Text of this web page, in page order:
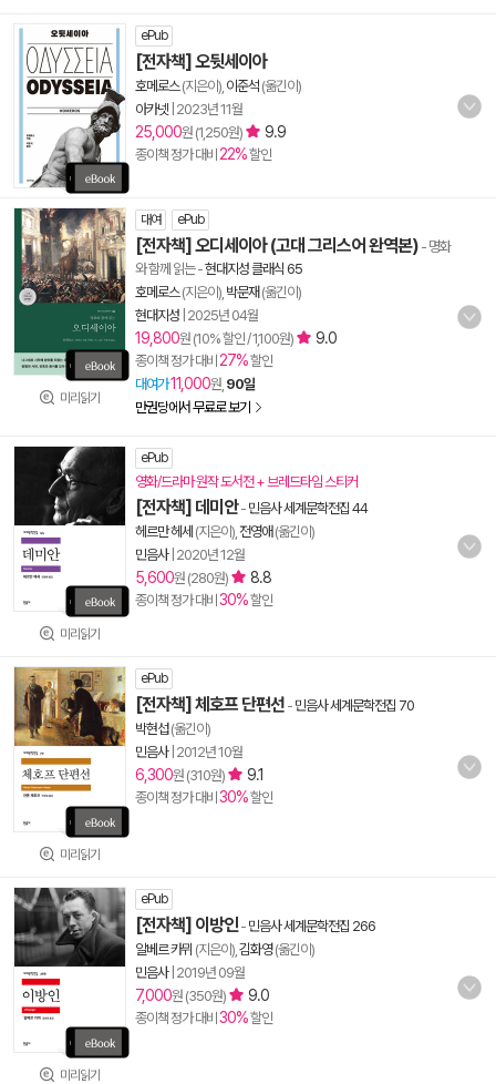
ePub
[전자책] 오뒷세이아
호메로스(지은이), 이준석 (옮긴이)
아카넷 2023년 11월
25,000원 (1,250원) 9.9
종이책 정가 대비 22%할인
미리읽기
대여 ePub
[전자책] 오디세이아 (고대 그리스어 완역본) - 명화
와 함께 읽는-현대지성 클래식 65
호메로스(지은이), 박문재 (옮긴이)
현대지성 2025년 04월
19,800원 (10% 할인 / 1,100원) 9.0
종이책 정가 대비 27%할인
대여가11,000원, 90일
만권당에서 무료로 보기
미리읽기
ePub
영화/드라마 원작 도서전 + 브레드타임 스티커
[전자책] 데미안- 민음사 세계문학전집 44
헤르만 헤세 (지은이), 전영애 (옮긴이)
민음사| 2020년 12월
5,600원 (280원) 8.8
종이책 정가 대비 30%할인
미리읽기
ePub
[전자책] 체호프 단편선 - 민음사 세계문학전집 70
박현섭(옮긴이)
민음사| 2012년 10월
6,300원 (310원) 9.1
종이책 정가 대비 30%할인
미리읽기
ePub
[전자책] 이방인- 민음사 세계문학전집 266
알베르 카뮈 (지은이), 김화영(옮긴이)
민음사| 2019년 09월
7,000원 (350원) 9.0
종이책 정가 대비 30%할인